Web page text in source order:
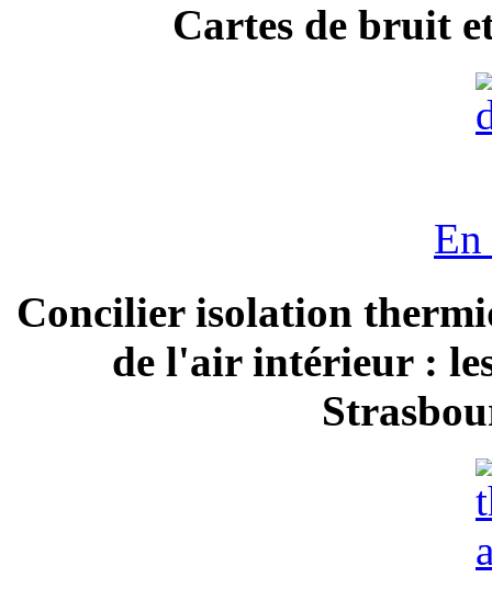
Cartes de bruit
Concilier isolation
de l'air intérieur :